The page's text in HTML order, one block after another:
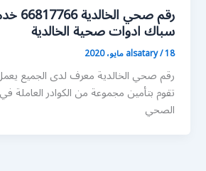
رقم
سباك ادوات صحية الخالدية
alsatary/18 مايو، 2020
رقم صحي الخالدية معرف لدى الجميع
تقوم بتأمين مجموعة من الكوادر
الصحي